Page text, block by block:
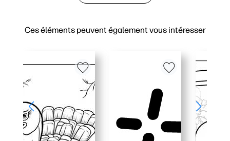
Ces éléments peuvent également vous intéresser